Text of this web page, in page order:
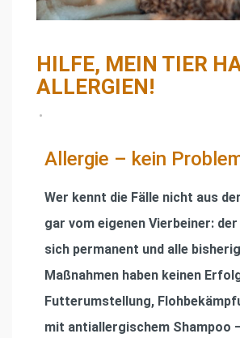
HILFE, MEIN TIER
ALLERGIEN!
•
Allergie – kein
Wer kennt die Fälle nicht aus
gar vom eigenen Vierbeiner:
sich permanent und alle
Maßnahmen haben keinen
Futterumstellung,
mit antiallergischem Shampoo